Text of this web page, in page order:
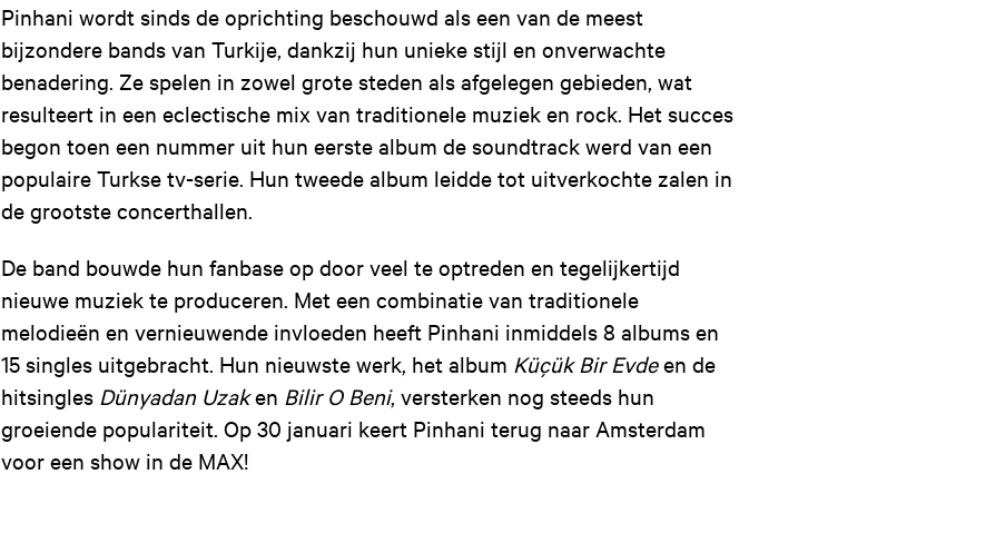
Pinhani wordt sinds de oprichting beschouwd als een van de meest
bijzondere bands van Turkije, dankzij hun unieke stijl en onverwachte
benadering. Ze spelen in zowel grote steden als afgelegen gebieden, wat
resulteert in een eclectische mix van traditionele muziek en rock. Het succes
begon toen een nummer uit hun eerste album de soundtrack werd van een
populaire Turkse tv-serie. Hun tweede album leidde tot uitverkochte zalen in
de grootste concerthallen.
De band bouwde hun fanbase op door veel te optreden en tegelijkertijd
nieuwe muziek te produceren. Met een combinatie van traditionele
melodieën en vernieuwende invloeden heeft Pinhani inmiddels 8 albums en
15 singles uitgebracht. Hun nieuwste werk, het album Küçük Bir Evdeen de
hitsingles Dünyadan Uzaken Bilir O Beni, versterken nog steeds hun
groeiende populariteit. Op 30 januari keert Pinhani terug naar Amsterdam
voor een show in de MAX!